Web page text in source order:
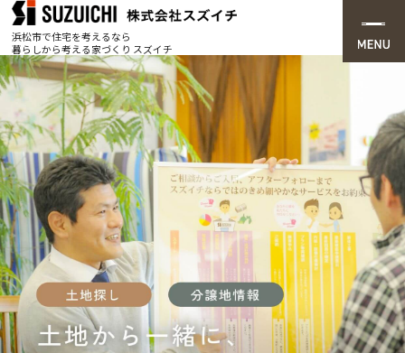
浜松市で住宅を考えるなら
暮らしから考える家づくり スズイチ